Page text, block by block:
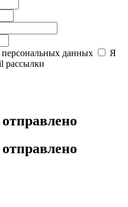
персональных данных
Я
рассылки